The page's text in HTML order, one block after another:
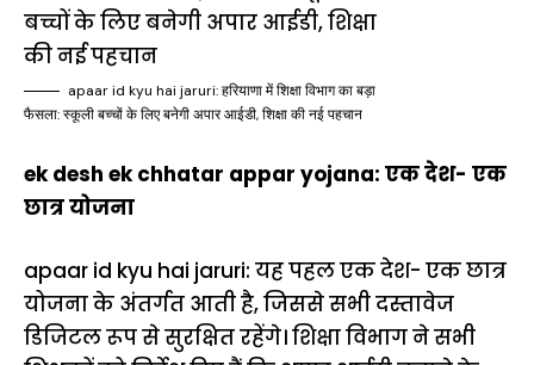
apaar id kyu hai jaruri: हरियाणा में शिक्षा विभाग का बड़ा
फैसला: स्कूली बच्चों के लिए बनेगी अपार आईडी, शिक्षा की नई पहचान
ek desh ek chhatar appar yojana: एक देश- एक
छात्र योजना
apaar id kyu hai jaruri: यह पहल एक देश- एक छात्र
योजना के अंतर्गत आती है, जिससे सभी दस्तावेज
डिजिटल रूप से सुरक्षित रहेंगे। शिक्षा विभाग ने सभी